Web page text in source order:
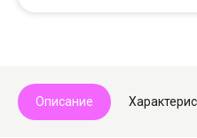
Описание